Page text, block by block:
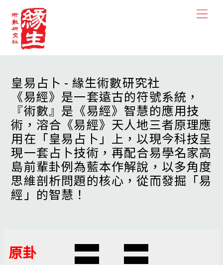
content
皇易占卜 - 緣生術數研究社
《易經》是一套遠古的符號系統，
『術數』是《易經》智慧的應用技
術，溶合《易經》天人地三者原理應
用在「皇易占卜」上，以現今科技呈
現一套占卜技術，再配合易學名家高
島前輩卦例為藍本作解說，以多角度
思維剖析問題的核心，從而發掘「易
經」的智慧！
原卦